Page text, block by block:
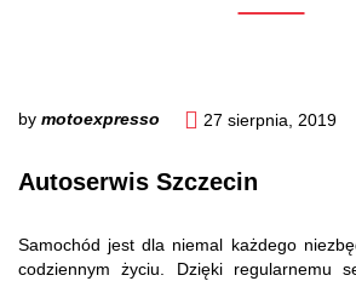
by motoexpresso 27 sierpnia, 2019
Autoserwis Szczecin
Samochód jest dla niemal każdego
codziennym życiu. Dzięki regularnemu